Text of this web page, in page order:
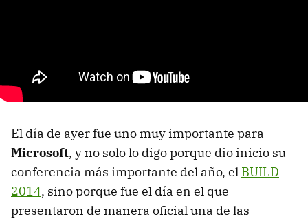
El día de ayer fue uno muy importante para
Microsoft, y no solo lo digo porque dio inicio su
conferencia más importante del año, el BUILD
2014, sino porque fue el día en el que
presentaron de manera oficial una de las